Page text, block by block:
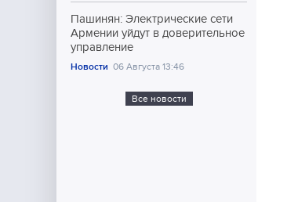
Пашинян: Электрические сети
Армении уйдут в доверительное
управление
Новости 06 Августа 13:46
Все новости